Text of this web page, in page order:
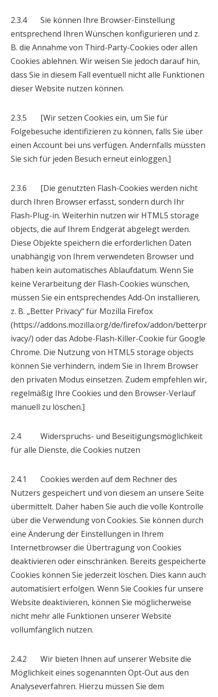
2.3.4 Sie können Ihre Browser-Einstellung
entsprechend Ihren Wünschen konfigurieren und z.
B. die Annahme von Third-Party-Cookies oder allen
Cookies ablehnen. Wir weisen Sie jedoch darauf hin,
dass Sie in diesem Fall eventuell nicht alle Funktionen
dieser Website nutzen können.
2.3.5 [Wir setzen Cookies ein, um Sie für
Folgebesuche identifizieren zu können, falls Sie über
einen Account bei uns verfügen. Andernfalls müssten
Sie sich für jeden Besuch erneut einloggen.]
2.3.6 [Die genutzten Flash-Cookies werden nicht
durch Ihren Browser erfasst, sondern durch Ihr
Flash-Plug-in. Weiterhin nutzen wir HTML5 storage
objects, die auf Ihrem Endgerät abgelegt werden.
Diese Objekte speichern die erforderlichen Daten
unabhängig von Ihrem verwendeten Browser und
haben kein automatisches Ablaufdatum. Wenn Sie
keine Verarbeitung der Flash-Cookies wünschen,
müssen Sie ein entsprechendes Add-On installieren,
z. B. „Better Privacy“ für Mozilla Firefox
(https://addons.mozilla.org/de/firefox/addon/betterpr
ivacy/) oder das Adobe-Flash-Killer-Cookie für Google
Chrome. Die Nutzung von HTML5 storage objects
können Sie verhindern, indem Sie in Ihrem Browser
den privaten Modus einsetzen. Zudem empfehlen wir,
regelmäßig Ihre Cookies und den Browser-Verlauf
manuell zu löschen.]
2.4 Widerspruchs- und Beseitigungsmöglichkeit
für alle Dienste, die Cookies nutzen
2.4.1 Cookies werden auf dem Rechner des
Nutzers gespeichert und von diesem an unsere Seite
übermittelt. Daher haben Sie auch die volle Kontrolle
über die Verwendung von Cookies. Sie können durch
eine Änderung der Einstellungen in Ihrem
Internetbrowser die Übertragung von Cookies
deaktivieren oder einschränken. Bereits gespeicherte
Cookies können Sie jederzeit löschen. Dies kann auch
automatisiert erfolgen. Wenn Sie Cookies für unsere
Website deaktivieren, können Sie möglicherweise
nicht mehr alle Funktionen unserer Website
vollumfänglich nutzen.
2.4.2 Wir bieten Ihnen auf unserer Website die
Möglichkeit eines sogenannten Opt-Out aus den
Analyseverfahren. Hierzu müssen Sie dem